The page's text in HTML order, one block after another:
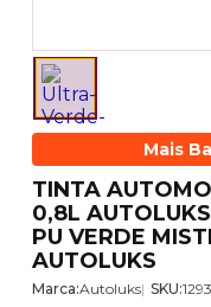
Mais
TINTA
0,8L
PU VERDE
AUTOLUKS
Marca:Autoluks SKU:1293